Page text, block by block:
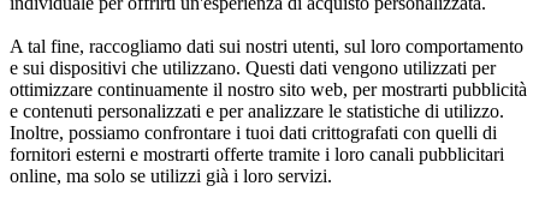
A tal fine, raccogliamo dati sui nostri utenti, sul loro comportamento
e sui dispositivi che utilizzano. Questi dati vengono utilizzati per
ottimizzare continuamente il nostro sito web, per mostrarti pubblicità
e contenuti personalizzati e per analizzare le statistiche di utilizzo.
Inoltre, possiamo confrontare i tuoi dati crittografati con quelli di
fornitori esterni e mostrarti offerte tramite i loro canali pubblicitari
online, ma solo se utilizzi già i loro servizi.